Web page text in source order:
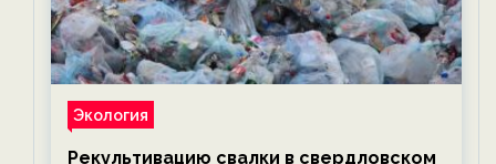
Экология
Рекультивацию свалки в свердловском